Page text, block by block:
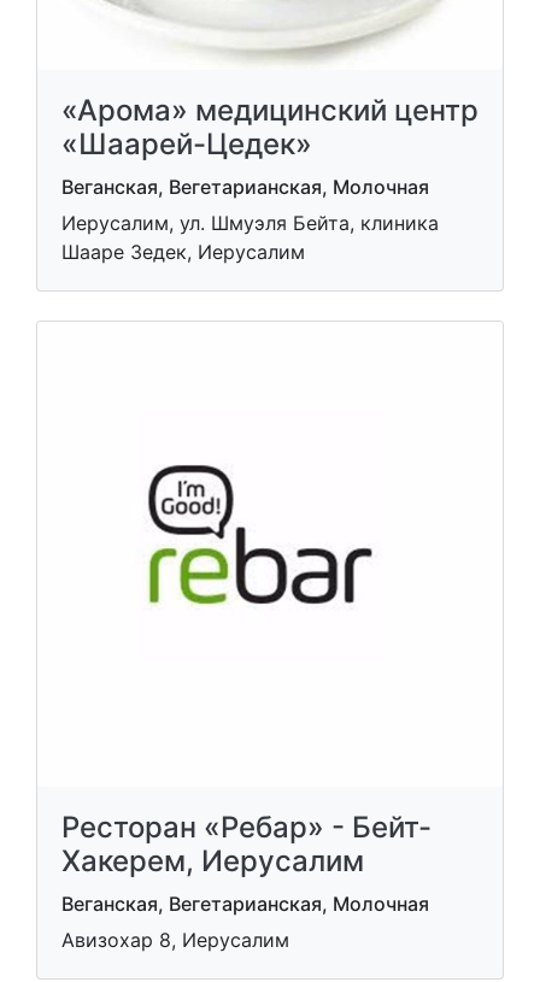
«Арома» медицинский центр
«Шаарей-Цедек»
Веганская, Вегетарианская, Молочная
Иерусалим, ул. Шмуэля Бейта, клиника
Шааре Зедек, Иерусалим
Ресторан «Ребар» - Бейт-
Хакерем, Иерусалим
Веганская, Вегетарианская, Молочная
Авизохар 8, Иерусалим